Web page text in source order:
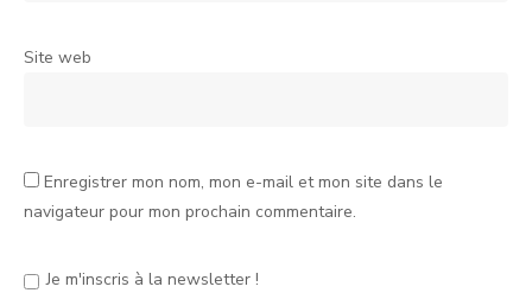
Site web
Enregistrer mon nom, mon e-mail et mon site dans le
navigateur pour mon prochain commentaire.
Je m'inscris à la newsletter !